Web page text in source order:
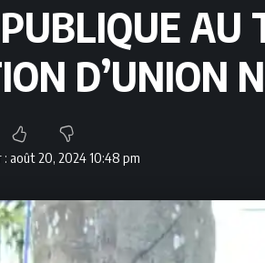
AU
D’UNION
: août 20, 2024 10:48 pm